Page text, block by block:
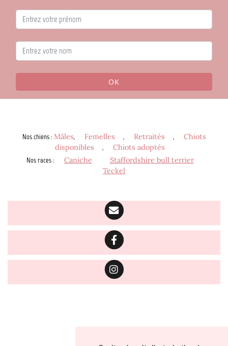
OK
Nos chiens: Mâles, Femelles , Retraités ,
Chiots
disponibles
,
Chiots adoptés
Nos races: Caniche
Staffordshire bull terrier
Teckel